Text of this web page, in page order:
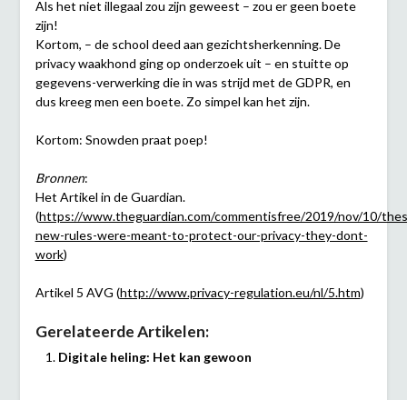
Als het niet illegaal zou zijn geweest – zou er geen boete
zijn!
Kortom, – de school deed aan gezichtsherkenning. De
privacy waakhond ging op onderzoek uit – en stuitte op
gegevens-verwerking die in was strijd met de GDPR, en
dus kreeg men een boete. Zo simpel kan het zijn.
Kortom: Snowden praat poep!
Bronnen:
Het Artikel in de Guardian.
(https://www.theguardian.com/commentisfree/2019/nov/10/
new-rules-were-meant-to-protect-our-privacy-they-dont-
work)
Artikel 5 AVG (http://www.privacy-regulation.eu/nl/5.htm)
Gerelateerde Artikelen:
Digitale heling: Het kan gewoon